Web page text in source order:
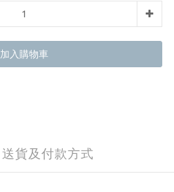
加入購物車
送貨及付款方式